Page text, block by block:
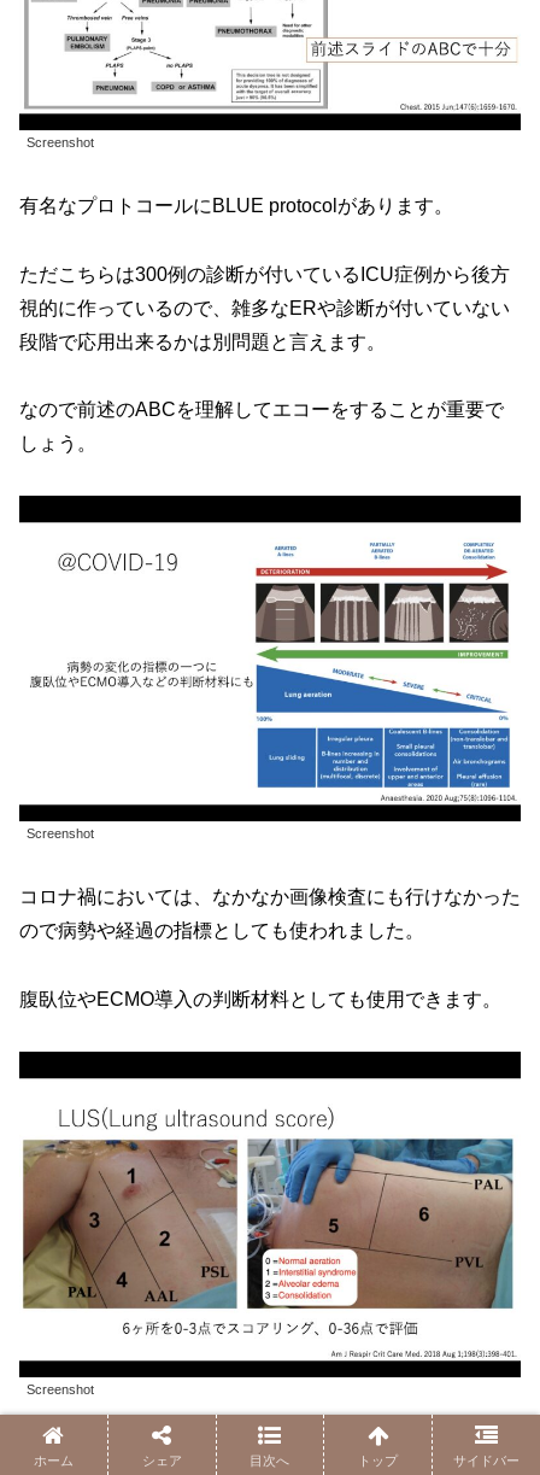
Screenshot
有名なプロトコールにBLUE protocolがあります。
ただこちらは300例の診断が付いているICU症例から後方
視的に作っているので、雑多なERや診断が付いていない
段階で応用出来るかは別問題と言えます。
なので前述のABCを理解してエコーをすることが重要で
しょう。
Screenshot
コロナ禍においては、なかなか画像検査にも行けなかった
ので病勢や経過の指標としても使われました。
腹臥位やECMO導入の判断材料としても使用できます。
Screenshot
あるいは呼吸器離脱の評価にも使用されました。
ホーム シェア 目次へ トップ サイドバー